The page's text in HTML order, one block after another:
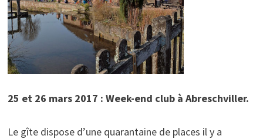
25 et 26 mars 2017 : Week-end club à Abreschviller.
Le gîte dispose d’une quarantaine de places il y a